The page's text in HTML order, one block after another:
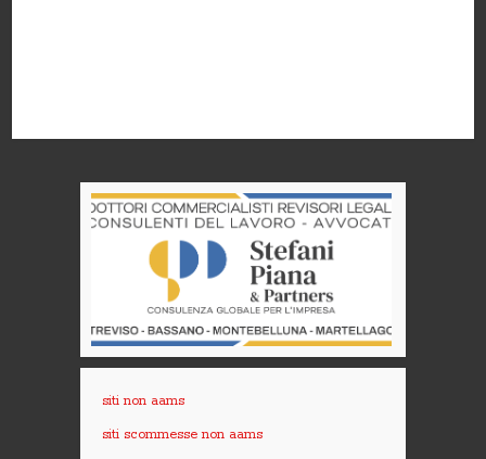
siti non aams
siti scommesse non aams